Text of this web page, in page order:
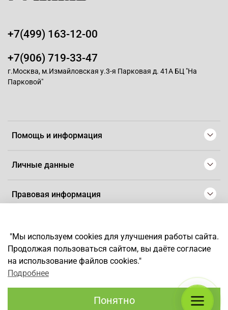
Помощь и информация
Личные данные
Правовая информация
+7(499) 163-12-00
+7(906) 719-33-47
г.Москва, м.Измайловская у.3-я Парковая д. 41А БЦ "На
Парковой"
*Любое использование контента без письменного разрешения
запрещено
"Мы используем cookies для улучшения работы сайта.
Продолжая пользоваться сайтом, вы даёте согласие
на использование файлов cookies."
Подробнее
Понятно